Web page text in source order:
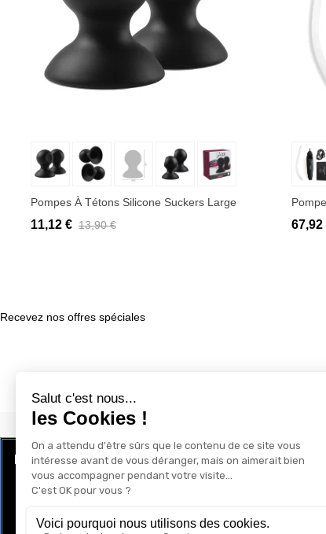
Ajouter au panier
Pompes À Tétons Silicone Suckers Large
11,12 € 13,90 € 67,92
Recevez nos offres spéciales
LE CLUB RÉCOMPENSE ET PRIVILÈGE
Programme de Fidélité
GAY-SHOP